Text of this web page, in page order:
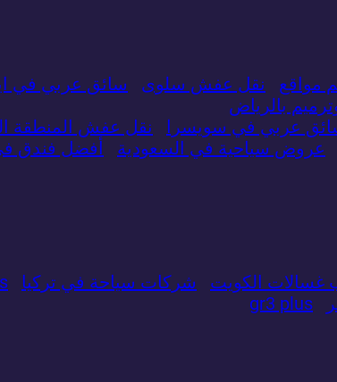
مواقع نقل عفش سلوى سائق عربي في
بالرياض
عربي في سويسرا نقل عفش المنطقة
عروض سياحية في السعودية أفضل فندق
غسالات الكويت شركات سياحة في تركيا
gr3 plus